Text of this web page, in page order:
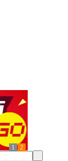
1 2